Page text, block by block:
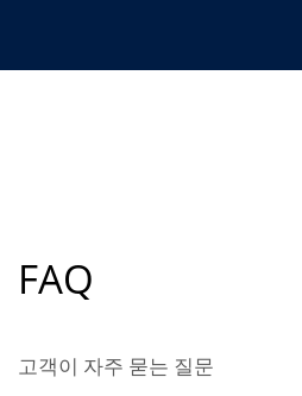
FAQ
고객이 자주 묻는 질문